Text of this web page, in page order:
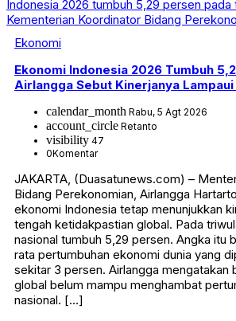
Ekonomi
Ekonomi Indonesia 2026 Tumbuh
Airlangga Sebut Kinerjanya
calendar_month Rabu, 5 Agt 2026
account_circle Retanto
visibility 47
0Komentar
JAKARTA, (Duasatunews.com) –
Bidang Perekonomian, Airlangga
ekonomi Indonesia tetap menunjukkan
tengah ketidakpastian global. Pada
nasional tumbuh 5,29 persen. Angka itu
rata pertumbuhan ekonomi dunia yang
sekitar 3 persen. Airlangga mengatakan
global belum mampu menghambat
nasional. […]